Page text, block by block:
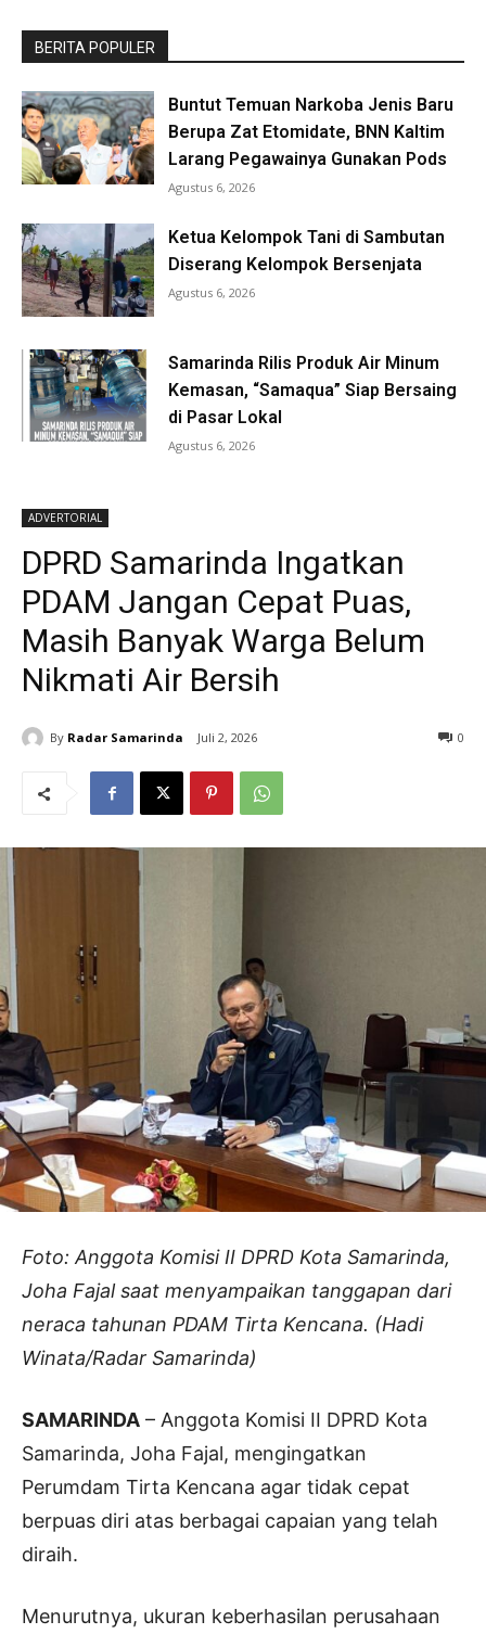
BERITA POPULER
Buntut Temuan Narkoba Jenis Baru
Berupa Zat Etomidate, BNN Kaltim
Larang Pegawainya Gunakan Pods
Agustus 6, 2026
Ketua Kelompok Tani di Sambutan
Diserang Kelompok Bersenjata
Agustus 6, 2026
Samarinda Rilis Produk Air Minum
Kemasan, “Samaqua” Siap Bersaing
di Pasar Lokal
Agustus 6, 2026